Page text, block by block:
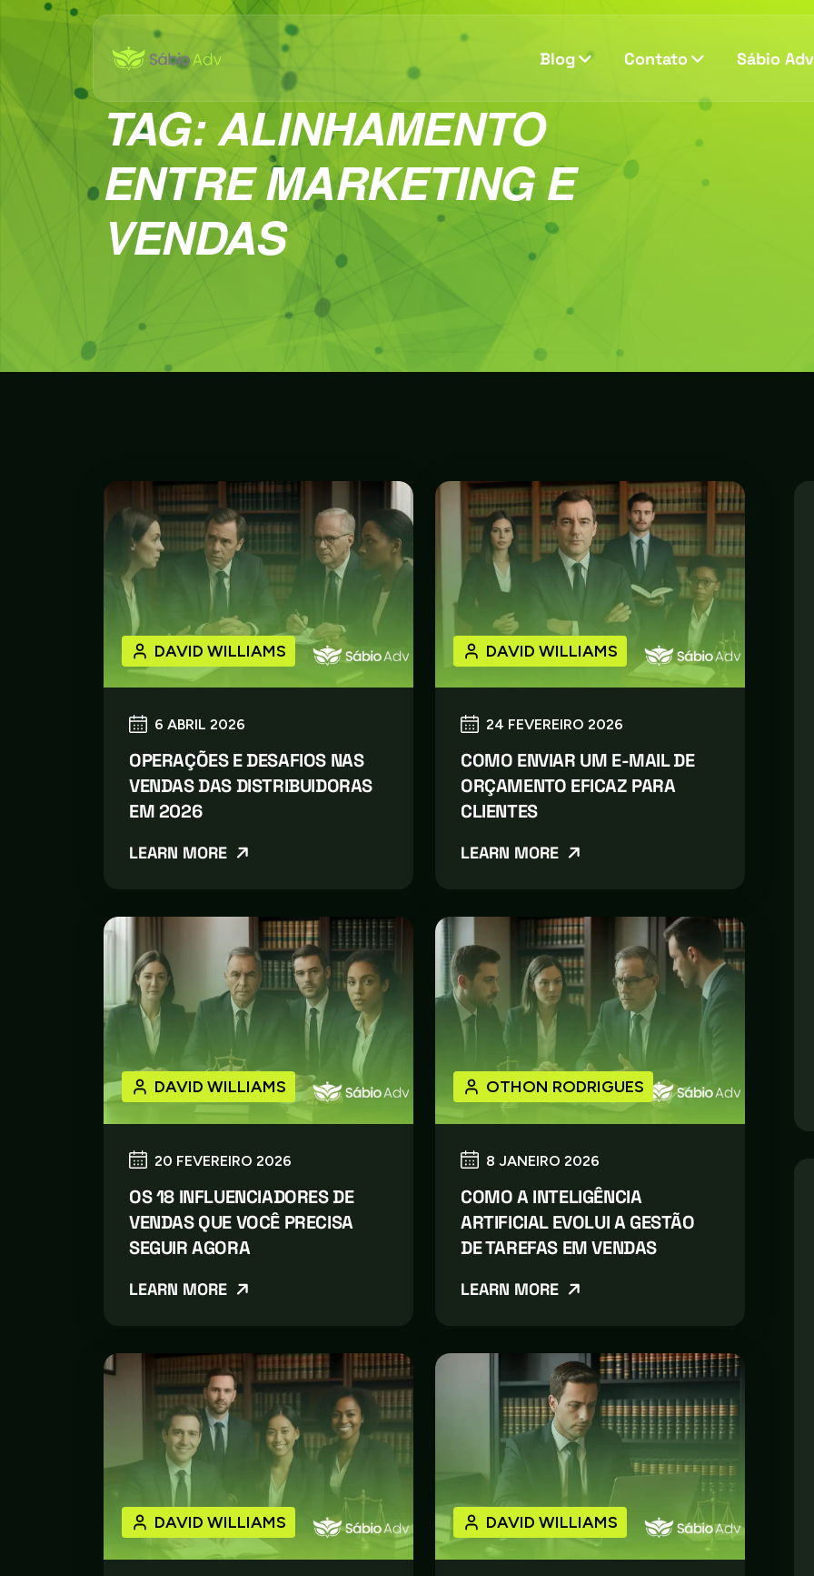
Blog Contato Sábio
TAG:ALINHAMENTO
ENTRE MARKETING E
VENDAS
6 ABRIL 2026
DAVID WILLIAMS
OPERAÇÕES E DESAFIOS NAS
VENDAS DAS DISTRIBUIDORAS
EM 2026
LEARN MORE
24 FEVEREIRO 2026
DAVID WILLIAMS
COMO ENVIAR UM E-MAIL DE
ORÇAMENTO EFICAZ PARA
CLIENTES
LEARN MORE
20 FEVEREIRO 2026
DAVID WILLIAMS
OS 18 INFLUENCIADORES DE
VENDAS QUE VOCÊ PRECISA
SEGUIR AGORA
LEARN MORE
8 JANEIRO 2026
OTHON RODRIGUES
COMO A INTELIGÊNCIA
ARTIFICIAL EVOLUI A GESTÃO
DE TAREFAS EM VENDAS
LEARN MORE
DAVID WILLIAMS DAVID WILLIAMS